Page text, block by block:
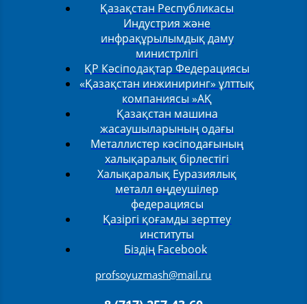
profsoyuzmash@mail.ru
Қазақстан Республикасы
Индустрия және
инфрақұрылымдық даму
министрлігі
ҚР Кәсіподақтар Федерациясы
«Қазақстан инжиниринг» ұлттық
компаниясы »АҚ
Қазақстан машина
жасаушыларының одағы
Металлистер кәсіподағының
халықаралық бірлестігі
Халықаралық Еуразиялық
металл өңдеушілер
федерациясы
Қазіргі қоғамды зерттеу
институты
Біздің Facebook